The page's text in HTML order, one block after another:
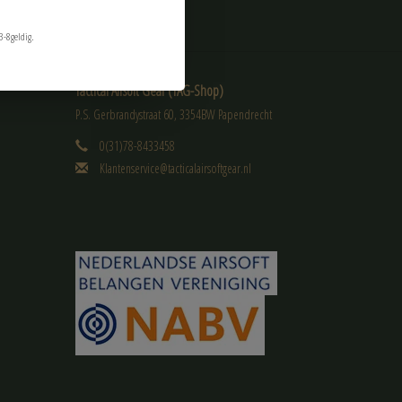
Tactical Airsoft Gear (TAG-Shop)
P.S. Gerbrandystraat 60, 3354BW Papendrecht
0(31)78-8433458
Klantenservice@tacticalairsoftgear.nl
8geldig.